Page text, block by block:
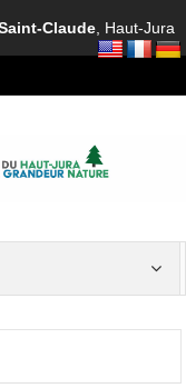
Claude , Haut-Jura